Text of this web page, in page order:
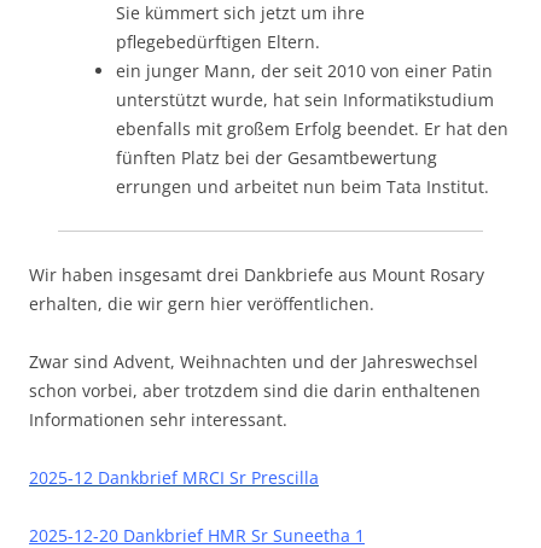
Sie kümmert sich jetzt um ihre
pflegebedürftigen Eltern.
ein junger Mann, der seit 2010 von einer Patin
unterstützt wurde, hat sein Informatikstudium
ebenfalls mit großem Erfolg beendet. Er hat den
fünften Platz bei der Gesamtbewertung
errungen und arbeitet nun beim Tata Institut.
Wir haben insgesamt drei Dankbriefe aus Mount Rosary
erhalten, die wir gern hier veröffentlichen.
Zwar sind Advent, Weihnachten und der Jahreswechsel
schon vorbei, aber trotzdem sind die darin enthaltenen
Informationen sehr interessant.
2025-12 Dankbrief MRCI Sr Prescilla
2025-12-20 Dankbrief HMR Sr Suneetha 1